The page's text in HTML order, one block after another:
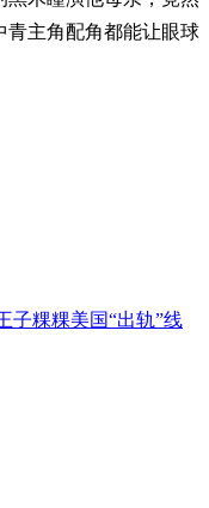
主角配角都能让眼球
子粿粿美国“出轨”线